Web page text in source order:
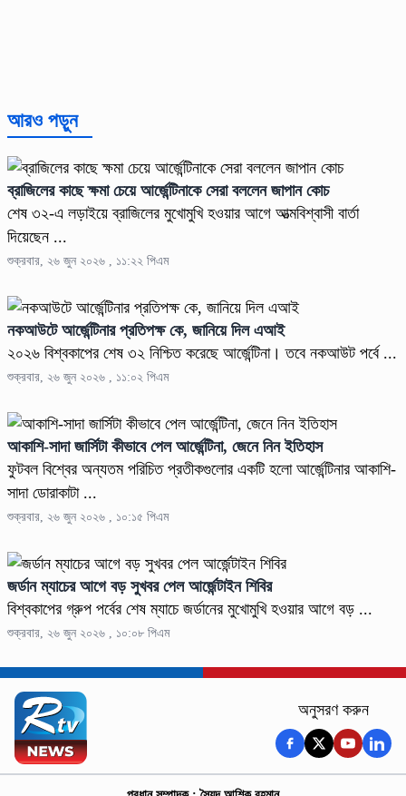
আরও পড়ুন
ব্রাজিলের কাছে ক্ষমা চেয়ে আর্জেন্টিনাকে সেরা বললেন জাপান কোচ
শেষ ৩২-এ লড়াইয়ে ব্রাজিলের মুখোমুখি হওয়ার আগে আত্মবিশ্বাসী বার্তা
দিয়েছেন ...
শুক্রবার, ২৬ জুন ২০২৬ , ১১:২২ পিএম
নকআউটে আর্জেন্টিনার প্রতিপক্ষ কে, জানিয়ে দিল এআই
২০২৬ বিশ্বকাপের শেষ ৩২ নিশ্চিত করেছে আর্জেন্টিনা। তবে নকআউট পর্বে ...
শুক্রবার, ২৬ জুন ২০২৬ , ১১:০২ পিএম
আকাশি-সাদা জার্সিটা কীভাবে পেল আর্জেন্টিনা, জেনে নিন ইতিহাস
ফুটবল বিশ্বের অন্যতম পরিচিত প্রতীকগুলোর একটি হলো আর্জেন্টিনার আকাশি-
সাদা ডোরাকাটা ...
শুক্রবার, ২৬ জুন ২০২৬ , ১০:১৫ পিএম
জর্ডান ম্যাচের আগে বড় সুখবর পেল আর্জেন্টাইন শিবির
বিশ্বকাপের গ্রুপ পর্বের শেষ ম্যাচে জর্ডানের মুখোমুখি হওয়ার আগে বড় ...
শুক্রবার, ২৬ জুন ২০২৬ , ১০:০৮ পিএম
অনুসরণ করুন